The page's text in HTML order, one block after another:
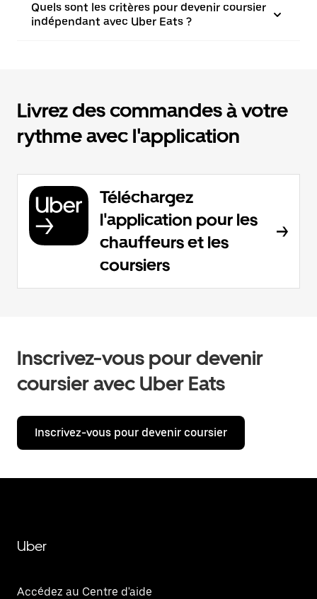
Quels sont les critères pour devenir coursier
indépendant avec Uber Eats ?
Livrez des commandes à votre
rythme avec l'application
Téléchargez
l'application pour les
chauffeurs et les
coursiers
Inscrivez-vous pour devenir
coursier avec Uber Eats
Inscrivez-vous pour devenir coursier
Uber
Accédez au Centre d'aide